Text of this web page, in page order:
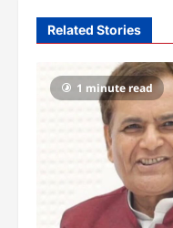
nRelated Stories
1 minute read